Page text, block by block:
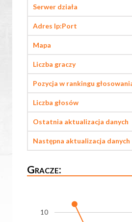
Serwer działa
Adres Ip:Port
Mapa
Liczba graczy
Pozycja w rankingu
Liczba głosów
Ostatnia aktualizacja danych
Następna aktualizacja danych
Gracze:
10